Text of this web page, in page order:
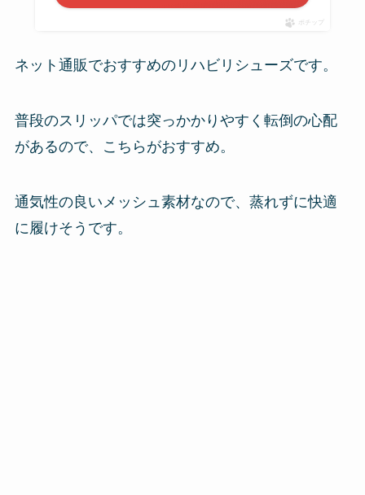
ポチップ
ネット通販でおすすめのリハビリシューズです。
普段のスリッパでは突っかかりやすく転倒の心配
があるので、こちらがおすすめ。
通気性の良いメッシュ素材なので、蒸れずに快適
に履けそうです。